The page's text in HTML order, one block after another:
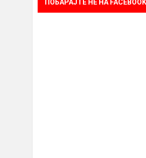
ПОБАРАЈТЕ НÈ НА FACEBOOK